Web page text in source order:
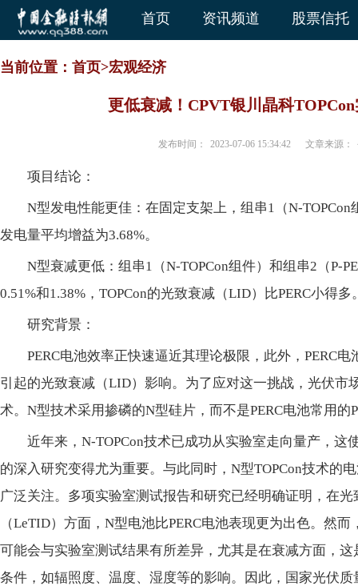
首页 资讯频道 股票信托
当前位置： 首页>宏观经济
更低衰减！CPVT银川晶科
发布时间： 2023-07-06 15:34:42 文章来源：
项目结论：
N型发电性能更佳：在固定支架上，组串1（N-TOPCon
发电量平均增益为3.68%。
N型衰减更低：组串1（N-TOPCon组件）和组串2（P-
0.51%和1.38%，TOPCon的光致衰减（LID）比PERC小得多
研究背景：
PERC电池效率正快速逼近其理论极限，此外，PERC
引起的光致衰减（LID）影响。为了应对这一挑战，光伏市
术。N型技术采用掺磷的N型硅片，而不是PERC电池常用的
近年来，N-TOPCon技术已成功从实验室走向量产，这
的深入研究变得尤为重要。与此同时，N型TOPCon技术的
广泛关注。多项实验室测试报告和研究已经明确证明，在
（LeTID）方面，N型电池比PERC电池表现更为出色。然
可能会与实验室测试结果有所差异，尤其是在衰减方面，
条件，如辐照度、温度、湿度等的影响。因此，国家光伏